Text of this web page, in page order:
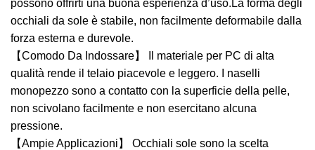
possono offrirti una buona esperienza d’uso.La forma degli
occhiali da sole è stabile, non facilmente deformabile dalla
forza esterna e durevole.
【Comodo Da Indossare】 Il materiale per PC di alta
qualità rende il telaio piacevole e leggero. I naselli
monopezzo sono a contatto con la superficie della pelle,
non scivolano facilmente e non esercitano alcuna
pressione.
【Ampie Applicazioni】 Occhiali sole sono la scelta